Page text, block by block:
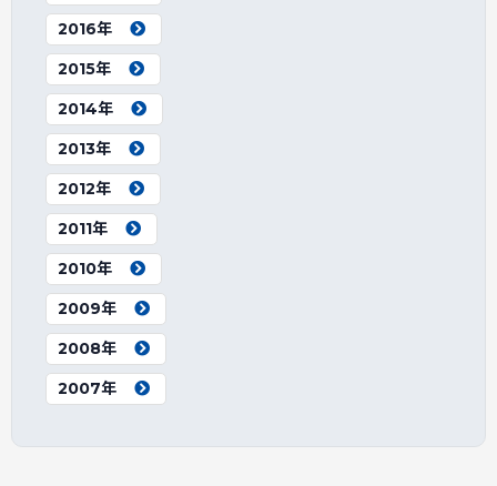
2016年
2015年
2014年
2013年
2012年
2011年
2010年
2009年
2008年
2007年